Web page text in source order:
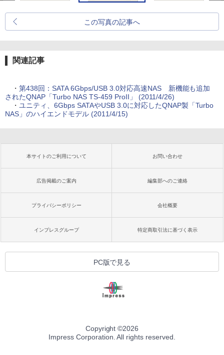
この写真の記事へ
関連記事
・ 第438回：SATA 6Gbps/USB 3.0対応高速NAS 新機能も追加
されたQNAP「Turbo NAS TS-459 ProII」 (2011/4/26)
・ ユニティ、6Gbps SATAやUSB 3.0に対応したQNAP製「Turbo
NAS」のハイエンドモデル (2011/4/15)
本サイトのご利用について お問い合わせ
広告掲載のご案内 編集部へのご連絡
プライバシーポリシー 会社概要
インプレスグループ 特定商取引法に基づく表示
PC版で見る
Copyright ©2026
Impress Corporation. All rights reserved.